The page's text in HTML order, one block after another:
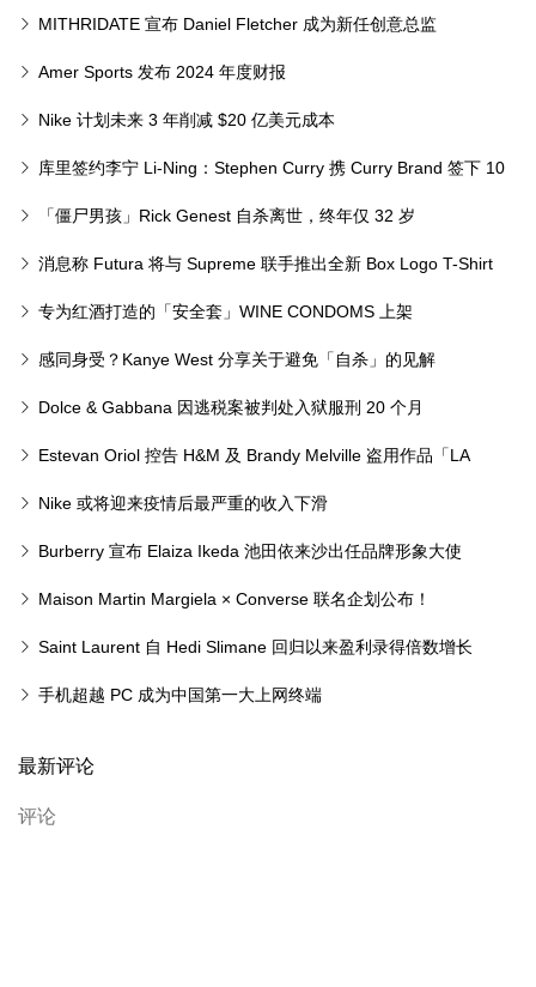
MITHRIDATE 宣布 Daniel Fletcher 成为新任创意总监
Amer Sports 发布 2024 年度财报
Nike 计划未来 3 年削减 $20 亿美元成本
库里签约李宁 Li-Ning：Stephen Curry 携 Curry Brand 签下 10
年全球战略合作
「僵尸男孩」Rick Genest 自杀离世，终年仅 32 岁
消息称 Futura 将与 Supreme 联手推出全新 Box Logo T-Shirt
专为红酒打造的「安全套」WINE CONDOMS 上架
感同身受？Kanye West 分享关于避免「自杀」的见解
Dolce & Gabbana 因逃税案被判处入狱服刑 20 个月
Estevan Oriol 控告 H&M 及 Brandy Melville 盗用作品「LA
Hands」
Nike 或将迎来疫情后最严重的收入下滑
Burberry 宣布 Elaiza Ikeda 池田依来沙出任品牌形象大使
Maison Martin Margiela × Converse 联名企划公布！
Saint Laurent 自 Hedi Slimane 回归以来盈利录得倍数增长
手机超越 PC 成为中国第一大上网终端
最新评论